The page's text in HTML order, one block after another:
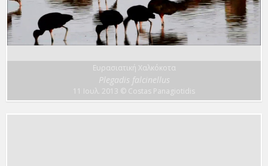
Ευρασιατική Χαλκόκοτα
Plegadis falcinellus
11 Ιουλ. 2013 © Costas Panagiotidis